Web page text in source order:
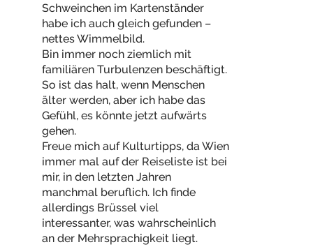
Schweinchen im Kartenständer
habe ich auch gleich gefunden –
nettes Wimmelbild.
Bin immer noch ziemlich mit
familiären Turbulenzen beschäftigt.
So ist das halt, wenn Menschen
älter werden, aber ich habe das
Gefühl, es könnte jetzt aufwärts
gehen.
Freue mich auf Kulturtipps, da Wien
immer mal auf der Reiseliste ist bei
mir, in den letzten Jahren
manchmal beruflich. Ich finde
allerdings Brüssel viel
interessanter, was wahrscheinlich
an der Mehrsprachigkeit liegt.